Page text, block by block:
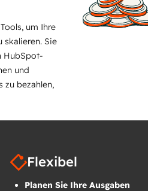
um Ihre
skalieren. Sie
HubSpot-
und
zu bezahlen,
Flexibel
Planen Sie Ihre Ausgaben